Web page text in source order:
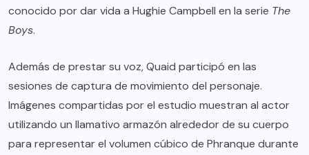
conocido por dar vida a Hughie Campbell en la serie The
Boys.
Además de prestar su voz, Quaid participó en las
sesiones de captura de movimiento del personaje.
Imágenes compartidas por el estudio muestran al actor
utilizando un llamativo armazón alrededor de su cuerpo
para representar el volumen cúbico de Phranque durante